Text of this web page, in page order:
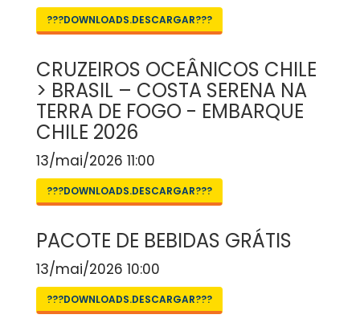
???DOWNLOADS.DESCARGAR???
CRUZEIROS OCEÂNICOS CHILE
> BRASIL – COSTA SERENA NA
TERRA DE FOGO - EMBARQUE
CHILE 2026
13/mai/2026 11:00
???DOWNLOADS.DESCARGAR???
PACOTE DE BEBIDAS GRÁTIS
13/mai/2026 10:00
???DOWNLOADS.DESCARGAR???